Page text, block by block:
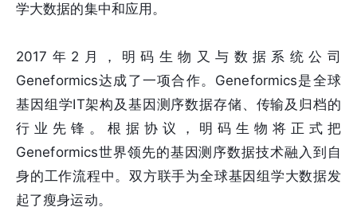
学大数据的集中和应用。
2017年2月，明码生物又与数据系统公司
Geneformics达成了一项合作。Geneformics是全球
基因组学IT架构及基因测序数据存储、传输及归档的
行业先锋。根据协议，明码生物将正式把
Geneformics世界领先的基因测序数据技术融入到自
身的工作流程中。双方联手为全球基因组学大数据发
起了瘦身运动。